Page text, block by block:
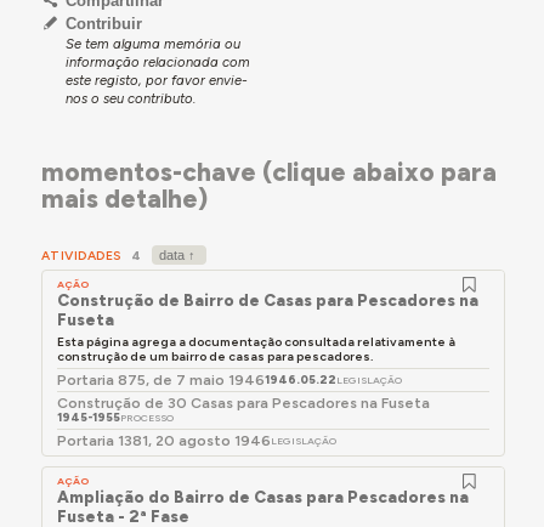
Contribuir
Se tem alguma memória ou
informação relacionada com
este registo, por favor envie-
nos o seu contributo.
momentos-chave (clique abaixo para
mais detalhe)
ATIVIDADES 4
AÇÃO
Construção de Bairro de Casas para Pescadores na
Fuseta
Esta página agrega a documentação consultada relativamente à
construção de um bairro de casas para pescadores.
Portaria 875, de 7 maio 19461946.05.22 LEGISLAÇÃO
Construção de 30 Casas para Pescadores na Fuseta
1945-1955PROCESSO
Portaria 1381, 20 agosto 1946 LEGISLAÇÃO
AÇÃO
Ampliação do Bairro de Casas para Pescadores na
Fuseta - 2ª Fase